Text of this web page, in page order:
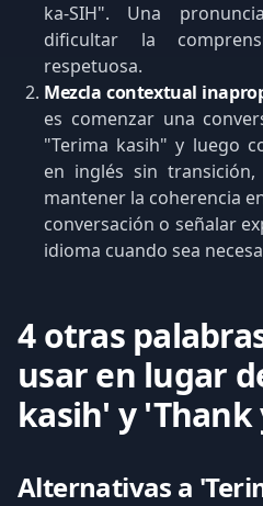
ka-SIH". Una
dificultar la
respetuosa.
Mezcla contextual
es comenzar una
"Terima kasih" y luego
en inglés sin
mantener la coherencia
conversación o señalar
idioma cuando sea
4 otras
usar en lugar
kasih' y 'Thank
Alternativas a